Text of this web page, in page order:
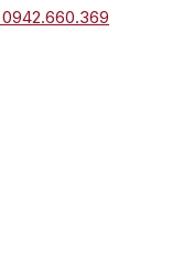
0942.660.369